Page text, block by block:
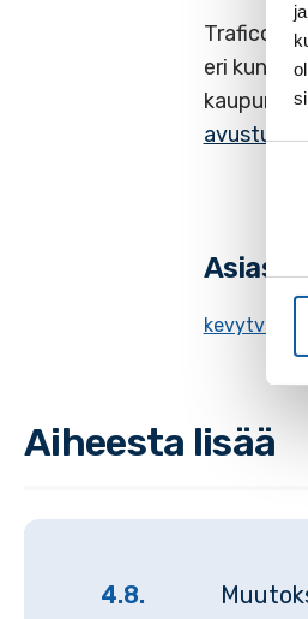
Traficom
eri
kevytväylä
Aiheesta lisää
4.8.